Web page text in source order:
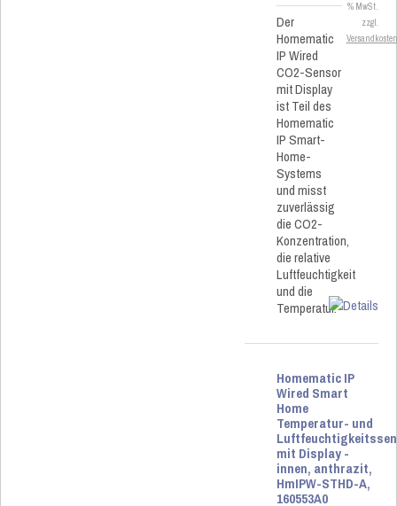
Der
Homematic
IP Wired
CO2-Sensor
mit Display
ist Teil des
Homematic
IP Smart-
Home-
Systems
und misst
zuverlässig
die CO2-
Konzentration,
die relative
Luftfeuchtigkeit
und die
Temperatur.
% MwSt.
zzgl.
Versandkosten
Homematic IP
Wired Smart
Home
Temperatur- und
mit Display -
innen, anthrazit,
HmIPW-STHD-A,
160553A0